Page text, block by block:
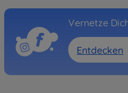
Vernetze
Entdecken